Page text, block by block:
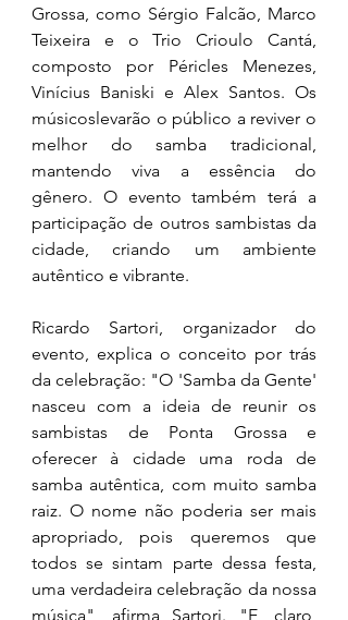
Grossa, como Sérgio Falcão, Marco
Teixeira e o Trio Crioulo Cantá,
composto por Péricles Menezes,
Vinícius Baniski e Alex Santos. Os
músicoslevarão o público a reviver o
melhor do samba tradicional,
mantendo viva a essência do
gênero. O evento também terá a
participação de outros sambistas da
cidade, criando um ambiente
autêntico e vibrante.
Ricardo Sartori, organizador do
evento, explica o conceito por trás
da celebração: "O 'Samba da Gente'
nasceu com a ideia de reunir os
sambistas de Ponta Grossa e
oferecer à cidade uma roda de
samba autêntica, com muito samba
raiz. O nome não poderia ser mais
apropriado, pois queremos que
todos se sintam parte dessa festa,
uma verdadeira celebração da nossa
música", afirma Sartori. "E, claro,